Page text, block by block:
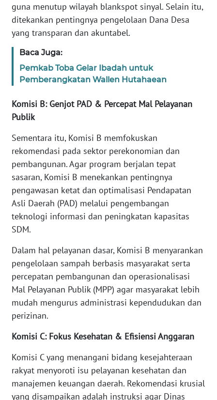
guna menutup wilayah blankspot sinyal. Selain itu,
ditekankan pentingnya pengelolaan Dana Desa
yang transparan dan akuntabel.
Baca Juga:
Pemkab Toba Gelar Ibadah untuk
Pemberangkatan Wallen Hutahaean
Komisi B: Genjot PAD & Percepat Mal Pelayanan
Publik
Sementara itu, Komisi B memfokuskan
rekomendasi pada sektor perekonomian dan
pembangunan. Agar program berjalan tepat
sasaran, Komisi B menekankan pentingnya
pengawasan ketat dan optimalisasi Pendapatan
Asli Daerah (PAD) melalui pengembangan
teknologi informasi dan peningkatan kapasitas
SDM.
Dalam hal pelayanan dasar, Komisi B menyarankan
pengelolaan sampah berbasis masyarakat serta
percepatan pembangunan dan operasionalisasi
Mal Pelayanan Publik (MPP) agar masyarakat lebih
mudah mengurus administrasi kependudukan dan
perizinan.
Komisi C: Fokus Kesehatan & Efisiensi Anggaran
Komisi C yang menangani bidang kesejahteraan
rakyat menyoroti isu pelayanan kesehatan dan
manajemen keuangan daerah. Rekomendasi krusial
yang disampaikan adalah instruksi agar Dinas
WN
SULBAR
BABEL
WN
WN
WN
BENGKULU
WN
LAMPUNG
JATENG
WN
NUSANTARA
WN
JOGJA
WN
JATIM
BALI